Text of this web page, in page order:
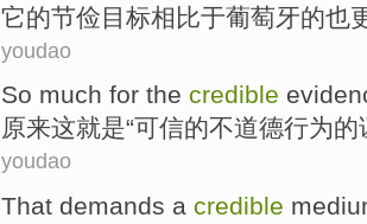
它的节俭目标相比于葡萄牙的也
youdao
So much for the credible
原来这就是“可信的不道德行为的
youdao
That demands a credible